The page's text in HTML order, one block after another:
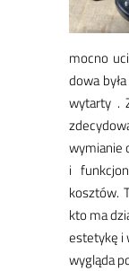
moc­no
do­wa
wy­tar­ty .
wy­mia­nie
i
kosz­tów.
kto ma
es­te­ty­kę i
wy­gląda